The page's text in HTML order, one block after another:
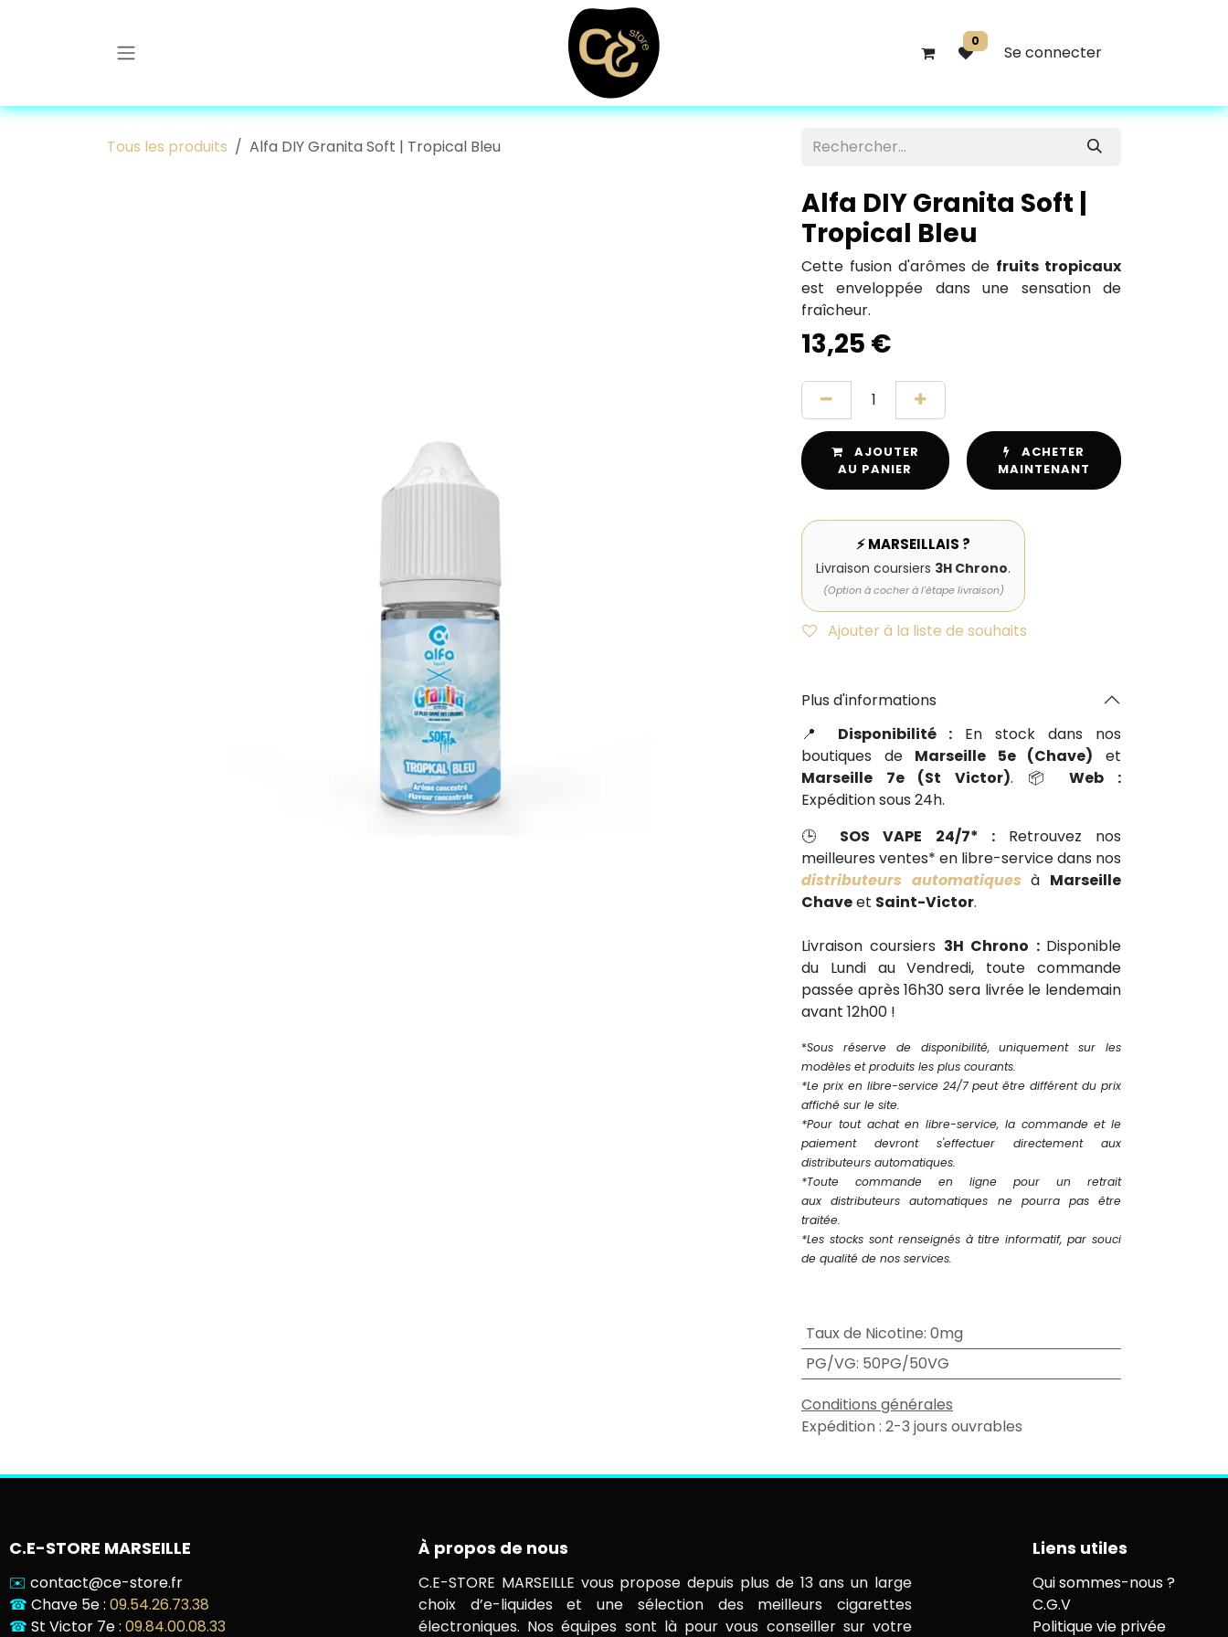
0
Se connecter
Tous les produits Alfa DIY Granita Soft | Tropical Bleu
Alfa DIY Granita Soft |
Tropical Bleu
Cette fusion d'arômes de fruits tropicaux
est enveloppée dans une sensation de
fraîcheur.
13,25 €
AJOUTER
AU PANIER
ACHETER
MAINTENANT
⚡ MARSEILLAIS ?
Livraison coursiers 3H Chrono.
(Option à cocher à l'étape livraison)
Ajouter à la liste de souhaits
Plus d'informations
📍 Disponibilité : En stock dans nos
boutiques de Marseille 5e (Chave) et
Marseille 7e (St Victor). 📦Web :
Expédition sous 24h.
🕒 SOS VAPE 24/7* :Retrouvez nos
meilleures ventes* en libre-service dans nos
distributeurs automatiques à Marseille
Chaveet Saint-Victor.
Livraison coursiers 3H Chrono : Disponible
du Lundi au Vendredi, toute commande
passée après 16h30 sera livrée le lendemain
avant 12h00 !
*Sous réserve de disponibilité, uniquement sur les
modèles et produits les plus courants.
*Le prix en libre-service 24/7 peut être différent du prix
affiché sur le site.
*Pour tout achat en libre-service, la commande et le
paiement devront s'effectuer directement aux
distributeurs automatiques.
*Toute commande en ligne pour un retrait
aux distributeurs automatiques ne pourra pas être
traitée.
*Les stocks sont renseignés à titre informatif, par souci
de qualité de nos services.
Taux de Nicotine: 0mg
PG/VG: 50PG/50VG
Conditions générales
Expédition : 2-3 jours ouvrables
À propos de nous
C.E-STORE MARSEILLE vous propose depuis plus de 13 ans un large
choix d’e-liquides et une sélection des meilleurs cigarettes
électroniques. Nos équipes sont là pour vous conseiller sur votre
C.E-STORE MARSEILLE
✉️ contact@ce-store.fr
☎ Chave 5e : 09.54.26.73.38
☎ St Victor 7e : 09.84.00.08.33
Liens utiles
Qui sommes-nous ?
C.G.V
Politique vie privée